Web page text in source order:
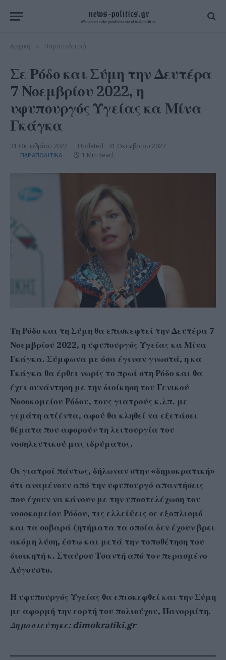
Αρχική Παραπολιτικά
Σε Ρόδο και Σύμη την Δευτέρα
7 Νοεμβρίου 2022, η
υφυπουργός Υγείας κα Μίνα
Γκάγκα
31 Οκτωβρίου 2022 Updated: 31 Οκτωβρίου 2022
ΠΑΡΑΠΟΛΙΤΙΚΆ 1 Min Read
Τη Ρόδο και τη Σύμη θα επισκεφτεί την Δευτέρα 7
Νοεμβρίου 2022, η υφυπουργός Υγείας κα Μίνα
Γκάγκα. Σύμφωνα με όσα έγιναν γνωστά, η κα
Γκάγκα θα έρθει νωρίς το πρωί στη Ρόδο και θα
έχει συνάντηση με την διοίκηση του Γενικού
Νοσοκομείου Ρόδου, τους γιατρούς κ.λπ. με
γεμάτη ατζέντα, αφού θα κληθεί να εξετάσει
θέματα που αφορούν τη λειτουργία του
νοσηλευτικού μας ιδρύματος.
Οι γιατροί πάντως, δήλωναν στην «δημοκρατική»
ότι αναμένουν από την υφυπουργό απαντήσεις
που έχουν να κάνουν με την υποστελέχωση του
νοσοκομείου Ρόδου, τις ελλείψεις σε εξοπλισμό
και τα σοβαρά ζητήματα τα οποία δεν έχουν βρει
ακόμη λύση, έστω και μετά την τοποθέτηση του
διοικητή κ. Σταύρου Τσαντή από τον περασμένο
Αύγουστο.
Η υφυπουργός Υγείας θα επισκεφθεί και την Σύμη
με αφορμή την εορτή του πολιούχου, Πανορμίτη.
Δημοσιεύτηκε: dimokratiki.gr